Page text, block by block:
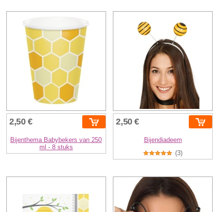
2,50 €
Bijenthema Babybekers van 250
ml - 8 stuks
2,50 €
Bijendiadeem
(3)